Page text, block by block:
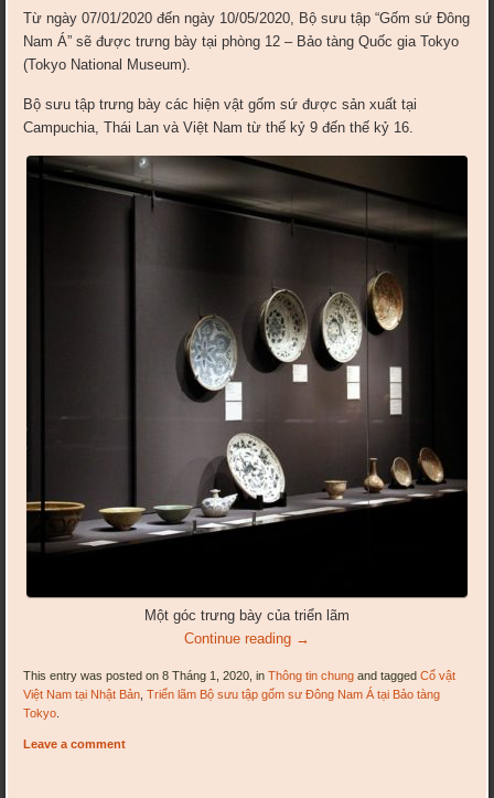
Từ ngày 07/01/2020 đến ngày 10/05/2020, Bộ sưu tập “Gốm sứ Đông
Nam Á” sẽ được trưng bày tại phòng 12 – Bảo tàng Quốc gia Tokyo
(Tokyo National Museum).
Bộ sưu tập trưng bày các hiện vật gốm sứ được sản xuất tại
Campuchia, Thái Lan và Việt Nam từ thế kỷ 9 đến thế kỷ 16.
Một góc trưng bày của triển lãm
Continue reading →
This entry was posted on 8 Tháng 1, 2020, inThông tin chung and taggedCổ vật
Việt Nam tại Nhật Bản ,Triển lãm Bộ sưu tập gốm sư Đông Nam Á tại Bảo tàng
Tokyo
Leave a comment